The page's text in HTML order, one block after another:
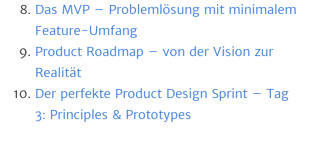
Das MVP – Problemlösung mit minimalem
Feature-Umfang
Product Roadmap – von der Vision zur
Realität
Der perfekte Product Design Sprint – Tag
3: Principles & Prototypes